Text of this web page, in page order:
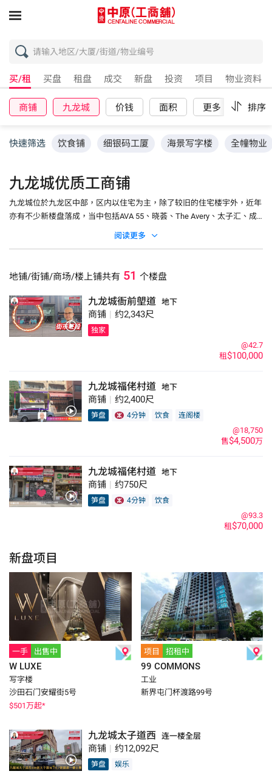
买/租 买盘 租盘 成交 新盘 投资 项目 物业资料
商铺 九龙城 价钱 面积 更多 重设
排序
快速筛选 饮食铺 细银码工厦 海景写字楼 全幢物业
九龙城优质工商铺
九龙城位於九龙区中部，区内以住宅为主，除了较旧的住宅楼宇外，近年
亦有不少新楼盘落成，当中包括AVA 55、晓荟、The Avery、太子汇、成
龙居及豪门等，因为多了中产居民进驻，令区内的消费力大增。 九龙城
厅食肆，形成热闹的美食圈，又因区内有不少泰国及潮州的食肆及杂货
店，故九龙城又有「小泰国」及「小潮州」之称，吸引许多市民前来光
顾。 九龙城有多条巴士及小巴路线，而自宋皇台站启用後，区内交通更
见方便，市建局公布将启动九龙城重建，涵盖衙前围道、贾炳达道等6条
街道，为区内历来最大规模的重建计划，九龙城未来将大变天，区内舖位
物业极具升值潜力。
阅读更多
地铺/街铺/商场/楼上铺共有 51 个楼盘
九龙城衙前塱道 地下
商铺 | 约2,343尺
独家
租$100,000
@42.7
九龙城福佬村道 地下
商铺 | 约2,400尺
笋盘 4分钟 饮食 连阁楼
售$4,500万
@18,750
九龙城福佬村道 地下
商铺 | 约750尺
笋盘 4分钟 饮食
租$70,000
@93.3
新盘项目
一手 出售中
W LUXE
写字楼
沙田石门安耀街5号
$501万起*
项目 招租中
99 COMMONS
工业
新界屯门杯渡路99号
九龙城太子道西 连一楼全层
商铺 约12,092尺
笋盘 娱乐